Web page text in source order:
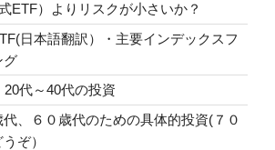
ETF）よりリスクが小さいか？
日本語翻訳）・主要インデックスフ
グ
20代～40代の投資
代、６０歳代のための具体的投資(７０
ぞ）